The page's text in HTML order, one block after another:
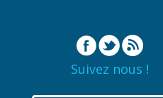
Suivez nous !